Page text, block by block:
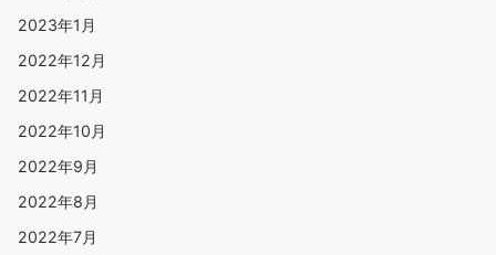
2023年1月
2022年12月
2022年11月
2022年10月
2022年9月
2022年8月
2022年7月